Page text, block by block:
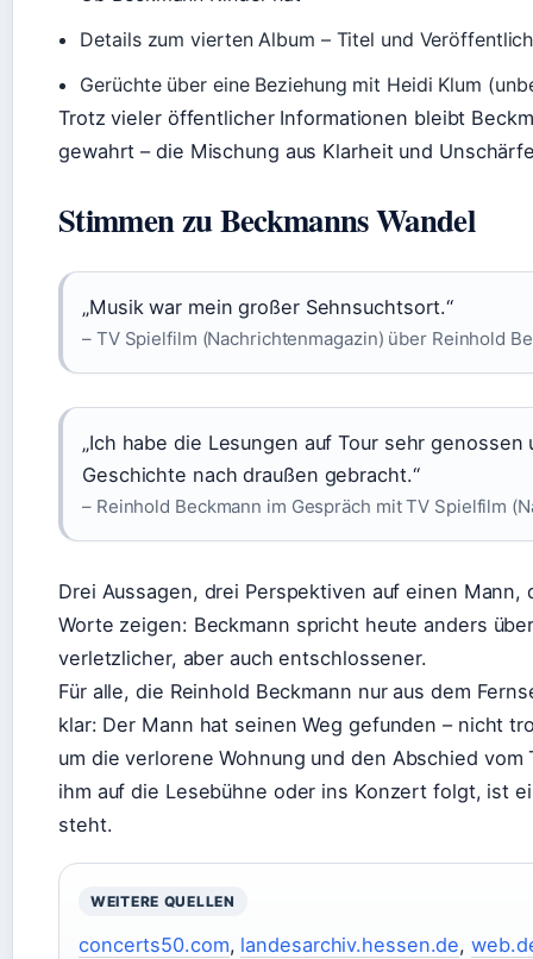
Details zum vierten Album – Titel und
Gerüchte über eine Beziehung mit Heidi Klum
Trotz vieler öffentlicher Informationen bleibt
gewahrt – die Mischung aus Klarheit und
Stimmen zu Beckmanns Wandel
„Musik war mein großer Sehnsuchtsort.“
– TV Spielfilm (Nachrichtenmagazin) über Reinhold
„Ich habe die Lesungen auf Tour sehr
Geschichte nach draußen gebracht.“
– Reinhold Beckmann im Gespräch mit TV Spielfilm
Drei Aussagen, drei Perspektiven auf einen
Worte zeigen: Beckmann spricht heute anders
verletzlicher, aber auch entschlossener.
Für alle, die Reinhold Beckmann nur aus dem
klar: Der Mann hat seinen Weg gefunden – nicht
um die verlorene Wohnung und den Abschied vom
ihm auf die Lesebühne oder ins Konzert folgt, ist
steht.
WEITERE QUELLEN
concerts50.com, landesarchiv.hessen.de,